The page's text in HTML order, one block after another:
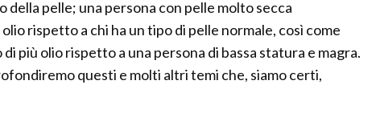
della pelle; una persona con pelle molto secca
rispetto a chi ha un tipo di pelle normale, così come
più olio rispetto a una persona di bassa statura e magra.
questi e molti altri temi che, siamo certi,